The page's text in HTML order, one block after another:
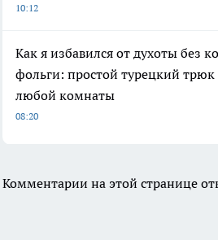
10:12
Как я избавился от духоты без
фольги: простой турецкий
любой комнаты
08:20
Комментарии на этой странице